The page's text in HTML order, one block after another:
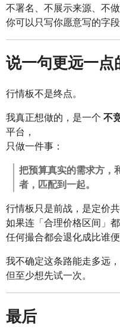
不署名、不展示来源、不做
你可以只写你愿意写的字段
说一句更远一点
行情板不是终点。
我真正想做的，是一个 不
平台，
只做一件事：
把预算真实的需求方，
者，匹配到一起。
行情板只是前战，是定价共
如果连「合理价格区间」都
任何撮合都会退化成比谁便
我不确定这条路能走多远，
但至少想先试一次。
最后